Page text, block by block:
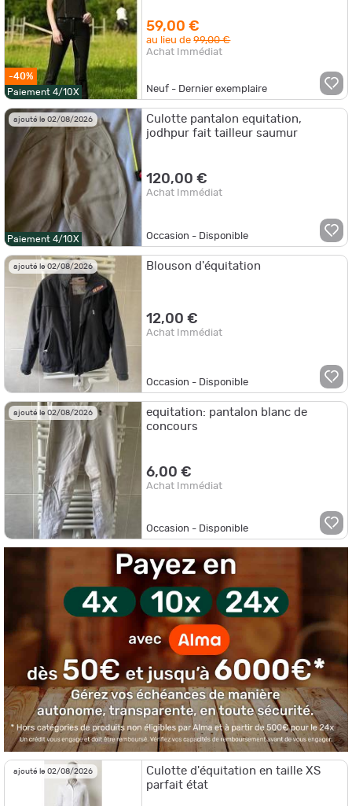
-40%
Paiement 4/10X
59,00 €
au lieu de99,00 €
Achat Immédiat
Neuf - Dernier exemplaire
ajouté le 02/08/2026
Paiement 4/10X
Culotte pantalon equitation,
jodhpur fait tailleur saumur
120,00 €
Achat Immédiat
Occasion - Disponible
ajouté le 02/08/2026 Blouson d'équitation
12,00 €
Achat Immédiat
Occasion - Disponible
ajouté le 02/08/2026
equitation: pantalon blanc de
concours
6,00 €
Achat Immédiat
Occasion - Disponible
ajouté le 02/08/2026
Culotte d'équitation en taille XS
parfait état